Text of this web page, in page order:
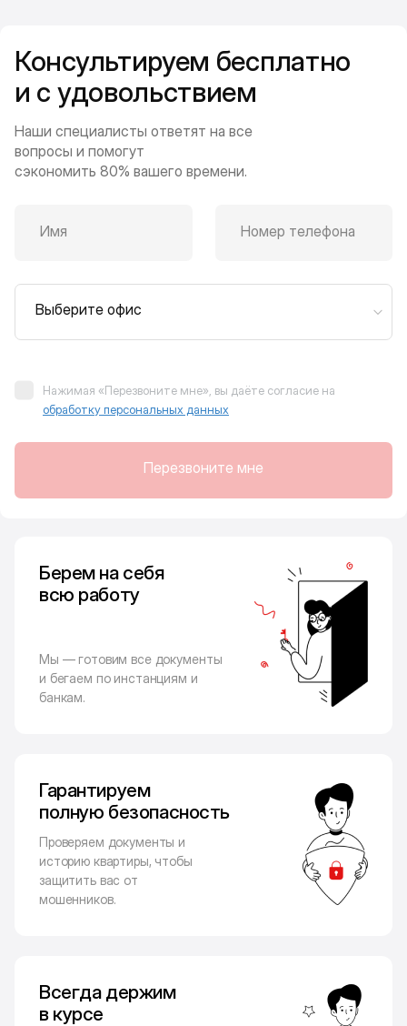
Консультируем бесплатно
и с удовольствием
Наши специалисты ответят на все
вопросы и помогут
сэкономить 80% вашего времени.
Имя Номер телефона
Выберите офис
Нажимая «Перезвоните мне», вы даёте согласие на
обработку персональных данных
Перезвоните мне
Берем на себя
всю работу
Мы — готовим все документы
и бегаем по инстанциям и
банкам.
Гарантируем
полную безопасность
Проверяем документы и
историю квартиры, чтобы
защитить вас от
мошенников.
Всегда держим
в курсе